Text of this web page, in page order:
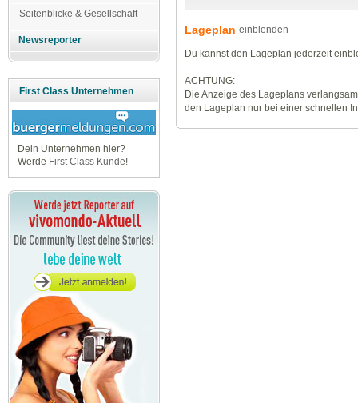
Seitenblicke & Gesellschaft
Newsreporter
First Class Unternehmen
Dein Unternehmen hier?
Werde First Class Kunde!
Lageplan einblenden
Du kannst den Lageplan jederzeit
ACHTUNG:
Die Anzeige des Lageplans
den Lageplan nur bei einer schnellen